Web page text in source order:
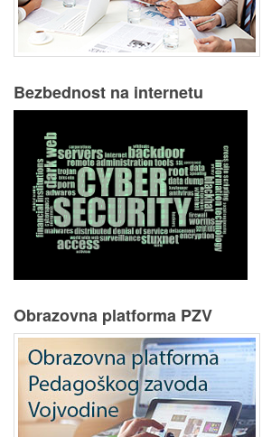
Bezbednost na internetu
Obrazovna platforma PZV